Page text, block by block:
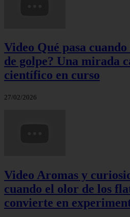
Video Qué pasa
de golpe? Una mirada
científico en curso
27/02/2026
Video Aromas y
cuando el olor de los
convierte en